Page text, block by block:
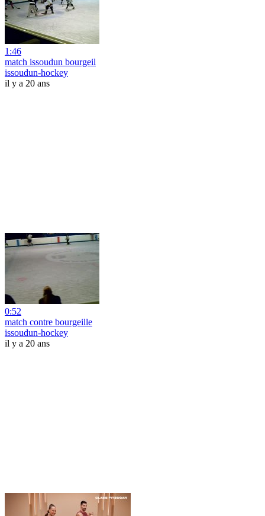
1:46
match issoudun bourgeil
issoudun-hockey
il y a 20 ans
0:52
match contre bourgeille
issoudun-hockey
il y a 20 ans